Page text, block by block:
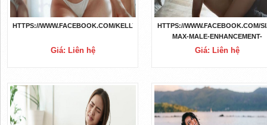
HTTPS://WWW.FACEBOOK.COM/KELLYCLARKSONKETOGUMMIESUSA/%20
Giá: Liên hệ
HTTPS://WWW.FACEBOOK.COM/
MAX-MALE-ENHANCEMENT-
101822835961671
Giá: Liên hệ